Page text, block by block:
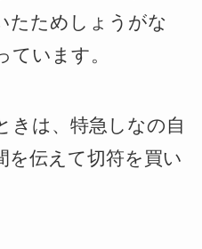
たためしょうがな
ています。
きは、特急しなの自
を伝えて切符を買い